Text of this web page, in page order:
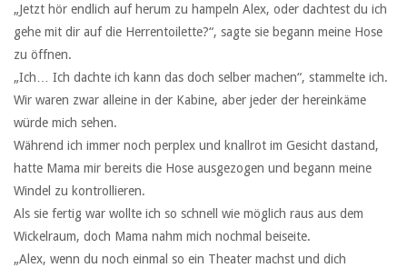
„Jetzt hör endlich auf herum zu hampeln Alex, oder dachtest du ich
gehe mit dir auf die Herrentoilette?“, sagte sie begann meine Hose
zu öffnen.
„Ich… Ich dachte ich kann das doch selber machen“, stammelte ich.
Wir waren zwar alleine in der Kabine, aber jeder der hereinkäme
würde mich sehen.
Während ich immer noch perplex und knallrot im Gesicht dastand,
hatte Mama mir bereits die Hose ausgezogen und begann meine
Windel zu kontrollieren.
Als sie fertig war wollte ich so schnell wie möglich raus aus dem
Wickelraum, doch Mama nahm mich nochmal beiseite.
„Alex, wenn du noch einmal so ein Theater machst und dich